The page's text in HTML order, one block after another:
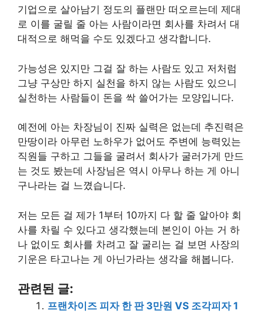
기업으로 살아남기 정도의 플랜만 떠오르는데 제대
로 이를 굴릴 줄 아는 사람이라면 회사를 차려서 대
대적으로 해먹을 수도 있겠다고 생각합니다.
가능성은 있지만 그걸 잘 하는 사람도 있고 저처럼
그냥 구상만 하지 실천을 하지 않는 사람도 있으니
실천하는 사람들이 돈을 싹 쓸어가는 모양입니다.
예전에 아는 차장님이 진짜 실력은 없는데 추진력은
만땅이라 아무런 노하우가 없어도 주변에 능력있는
직원들 구하고 그들을 굴려서 회사가 굴러가게 만드
는 것도 봤는데 사장님은 역시 아무나 하는 게 아니
구나라는 걸 느꼈습니다.
저는 모든 걸 제가 1부터 10까지 다 할 줄 알아야 회
사를 차릴 수 있다고 생각했는데 본인이 아는 거 하
나 없이도 회사를 차려고 잘 굴리는 걸 보면 사장의
기운은 타고나는 게 아닌가라는 생각을 해봅니다.
관련된 글:
프랜차이즈 피자 한 판 3만원 VS 조각피자 1